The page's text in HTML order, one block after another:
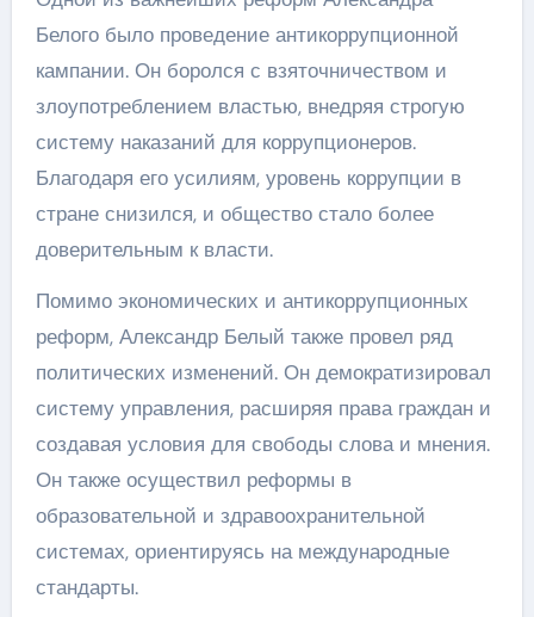
Белого было проведение антикоррупционной
кампании. Он боролся с взяточничеством и
злоупотреблением властью, внедряя строгую
систему наказаний для коррупционеров.
Благодаря его усилиям, уровень коррупции в
стране снизился, и общество стало более
доверительным к власти.
Помимо экономических и антикоррупционных
реформ, Александр Белый также провел ряд
политических изменений. Он демократизировал
систему управления, расширяя права граждан и
создавая условия для свободы слова и мнения.
Он также осуществил реформы в
образовательной и здравоохранительной
системах, ориентируясь на международные
стандарты.